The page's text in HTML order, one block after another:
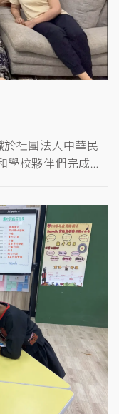
於社團法人中華民
學校夥伴們完成…